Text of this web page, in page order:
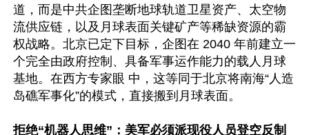
道，而是中共企图垄断地球轨道卫星资产、太空物
流供应链，以及月球表面关键矿产等稀缺资源的霸
权战略。北京已定下目标，企图在 2040 年前建立一
个完全由政府控制、具备军事运作能力的载人月球
基地。在西方专家眼 中，这等同于北京将南海“人造
岛礁军事化”的模式，直接搬到月球表面。
拒绝“机器人思维”：美军必须派现役人员登空反制